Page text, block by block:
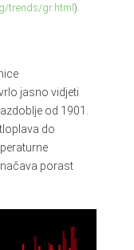
trends/gr.html).
jasno vidjeti
od 1901.
do
porast